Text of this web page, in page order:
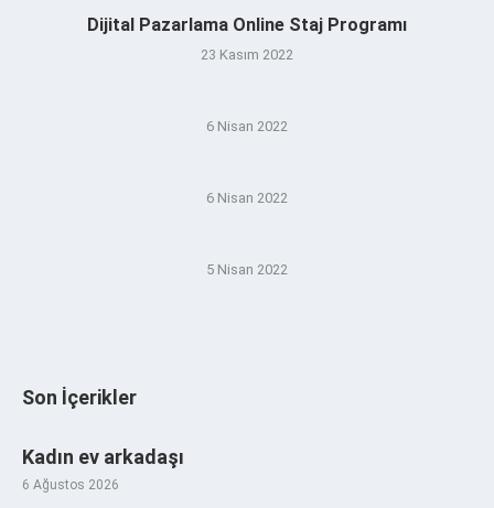
Dijital Pazarlama Online Staj Programı
23 Kasım 2022
6 Nisan 2022
6 Nisan 2022
5 Nisan 2022
Son İçerikler
Kadın ev arkadaşı
6 Ağustos 2026